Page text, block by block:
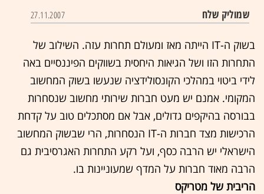
שמוליק שלח 27.11.2007
בשוק ה-IT הייתה מאז ומעולם תחרות עזה. השילוב של
התחרות הזו ושל הגיאות היחסית בשווקים הפיננסיים באה
לידי ביטוי במהלכי הקונסולידציה שנעשו בשוק המחשוב
המקומי. אמנם יש מעט חברות שירותי מחשוב שנסחרות
בבורסה בהיקפים גדולים, אבל אם מסתכלים טוב על קדחת
הרכישות מצד חברות ה-IT הנסחרות, הרי שבשוק המחשוב
הישראלי יש הרבה כסף, ועל רקע התחרות האגרסיבית גם
הרבה מאוד חברות על המדף שמעוניינות בו.
הריבית של מטריקס